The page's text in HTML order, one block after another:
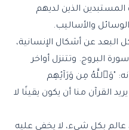
المستبدين الذين لديهم
والأساليب.
البعد عن أشكال الإنسانية،
البروج. وتتنزل أواخر
"وَٱللَّهُ مِن وَرَآئِهِم
القرآن منا أن يكون يقينًا لا
بكل شيء، لا يخفى عليه